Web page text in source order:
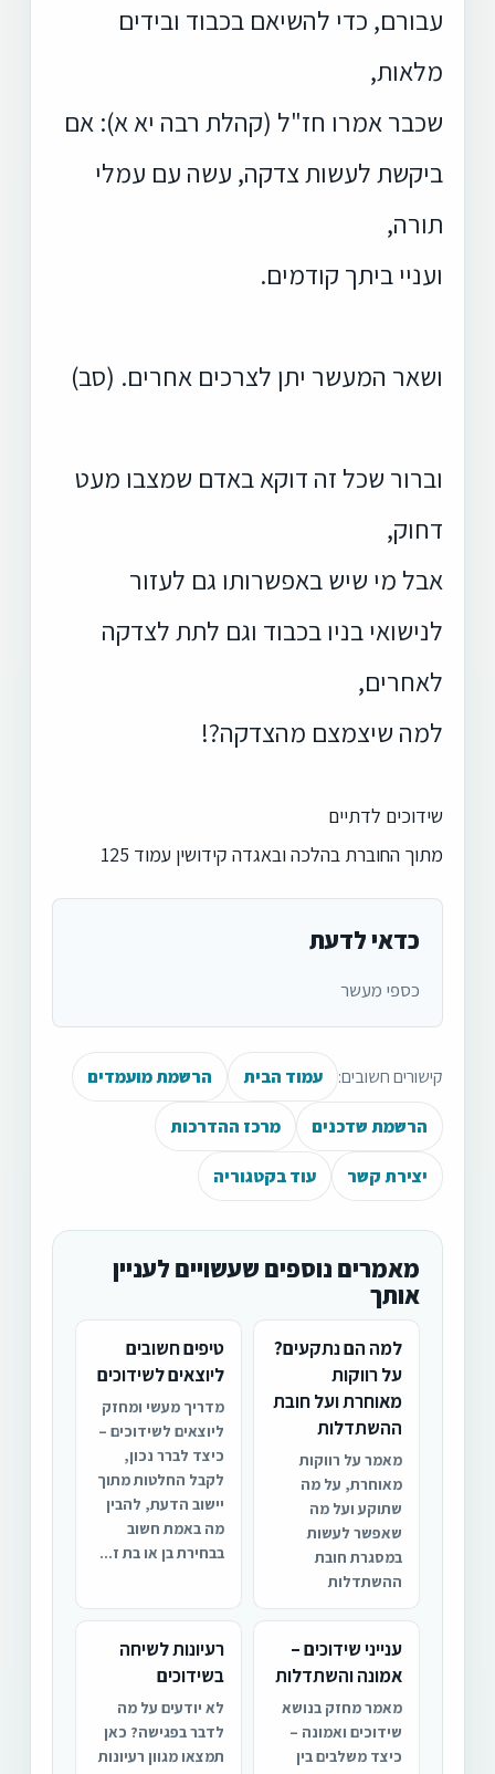
עבורם, כדי להשיאם בכבוד ובידים
מלאות,
שכבר אמרו חז"ל (קהלת רבה יא א): אם
ביקשת לעשות צדקה, עשה עם עמלי
תורה,
ועניי ביתך קודמים.
ושאר המעשר יתן לצרכים אחרים. (סב)
וברור שכל זה דוקא באדם שמצבו מעט
דחוק,
אבל מי שיש באפשרותו גם לעזור
לנישואי בניו בכבוד וגם לתת לצדקה
לאחרים,
למה שיצמצם מהצדקה?!
שידוכים לדתיים
מתוך החוברת בהלכה ובאגדה קידושין עמוד 125
כדאי לדעת
כספי מעשר
קישורים חשובים: עמוד הבית הרשמת מועמדים
הרשמת שדכנים מרכז ההדרכות
יצירת קשר עוד בקטגוריה
מאמרים נוספים שעשויים לעניין
אותך
למה הם נתקעים?
על רווקות
מאוחרת ועל חובת
ההשתדלות
מאמר על רווקות
מאוחרת, על מה
שתוקע ועל מה
שאפשר לעשות
במסגרת חובת
ההשתדלות
טיפים חשובים
ליוצאים לשידוכים
מדריך מעשי ומחזק
ליוצאים לשידוכים –
כיצד לברר נכון,
לקבל החלטות מתוך
יישוב הדעת, להבין
מה באמת חשוב
בבחירת בן או בת ז...
ענייני שידוכים –
אמונה והשתדלות
מאמר מחזק בנושא
שידוכים ואמונה –
כיצד משלבים בין
רעיונות לשיחה
בשידוכים
לא יודעים על מה
לדבר בפגישה? כאן
תמצאו מגוון רעיונות